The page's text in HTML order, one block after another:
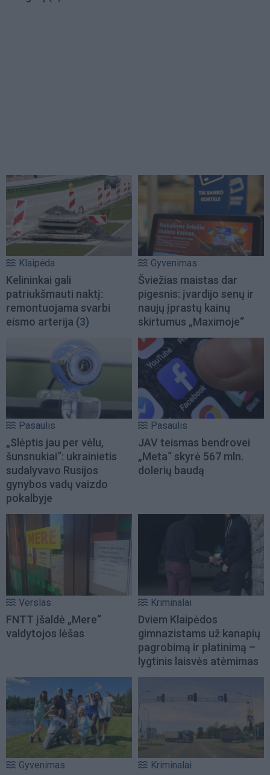
Klaipėda
Kelininkai gali
patriukšmauti naktį:
remontuojama svarbi
eismo arterija (3)
Gyvenimas
Šviežias maistas dar
pigesnis: įvardijo senų ir
naujų įprastų kainų
skirtumus „Maximoje“
Pasaulis
„Slėptis jau per vėlu,
šunsnukiai“: ukrainietis
sudalyvavo Rusijos
gynybos vadų vaizdo
pokalbyje
Pasaulis
JAV teismas bendrovei
„Meta“ skyrė 567 mln.
dolerių baudą
Verslas
FNTT įšaldė „Mere“
valdytojos lėšas
Kriminalai
Dviem Klaipėdos
gimnazistams už kanapių
pagrobimą ir platinimą –
lygtinis laisvės atėmimas
Gyvenimas Kriminalai